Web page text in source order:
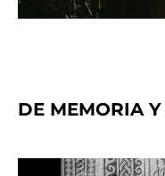
DE MEMORIA